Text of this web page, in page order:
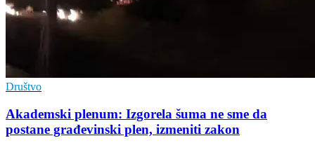
Društvo
Akademski plenum: Izgorela šuma ne sme da
postane građevinski plen, izmeniti zakon